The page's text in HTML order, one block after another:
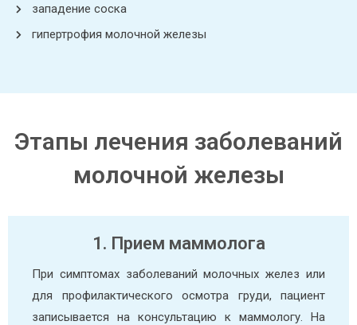
западение соска
гипертрофия молочной железы
Этапы лечения заболеваний
молочной железы
1. Прием маммолога
При симптомах заболеваний молочных желез или
для профилактического осмотра груди, пациент
записывается на консультацию к маммологу. На